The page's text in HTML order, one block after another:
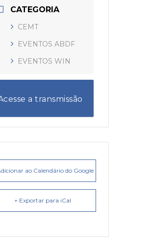
CATEGORIA
CEMT
EVENTOS ABDF
EVENTOS WIN
a transmissão
ao Calendário do Google
+ Exportar para iCal